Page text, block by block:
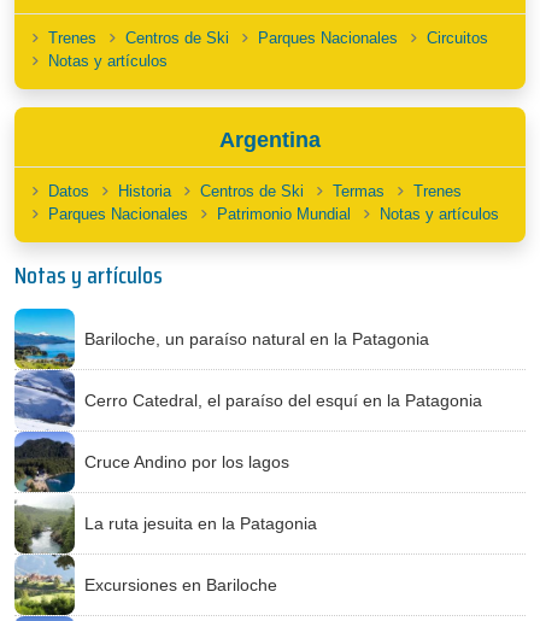
Trenes Centros de Ski Parques Nacionales
Circuitos
Notas y artículos
Argentina
Datos Historia Centros de Ski Termas
Trenes
Parques Nacionales
Patrimonio Mundial Notas y artículos
Notas y artículos
Bariloche, un paraíso natural en la Patagonia
Cerro Catedral, el paraíso del esquí en la Patagonia
Cruce Andino por los lagos
La ruta jesuita en la Patagonia
Excursiones en Bariloche